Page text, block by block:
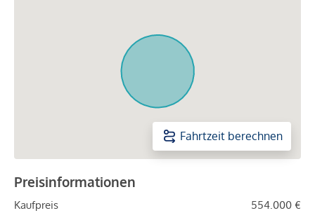
Fahrtzeit berechnen
Preisinformationen
Kaufpreis
554.000 €